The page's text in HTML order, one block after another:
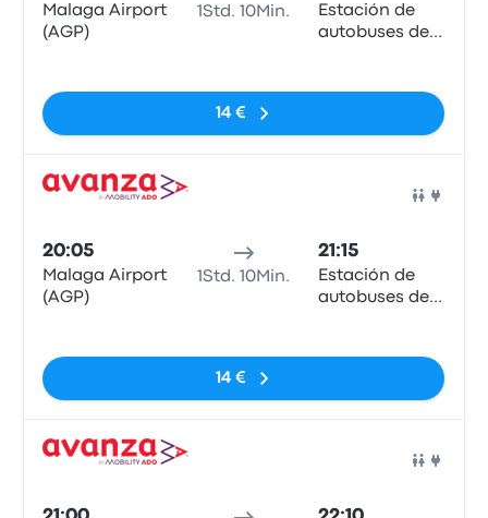
Malaga Airport
(AGP)
1Std. 10Min.
Estación de
autobuses de
14 €
20:05
Malaga Airport
(AGP)
1Std. 10Min.
21:15
Estación de
autobuses de
14 €